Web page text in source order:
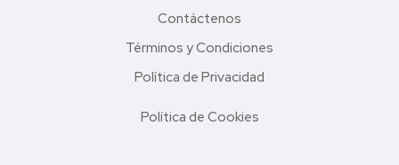
Contáctenos
Términos y Condiciones
Política de Privacidad
Política de Cookies